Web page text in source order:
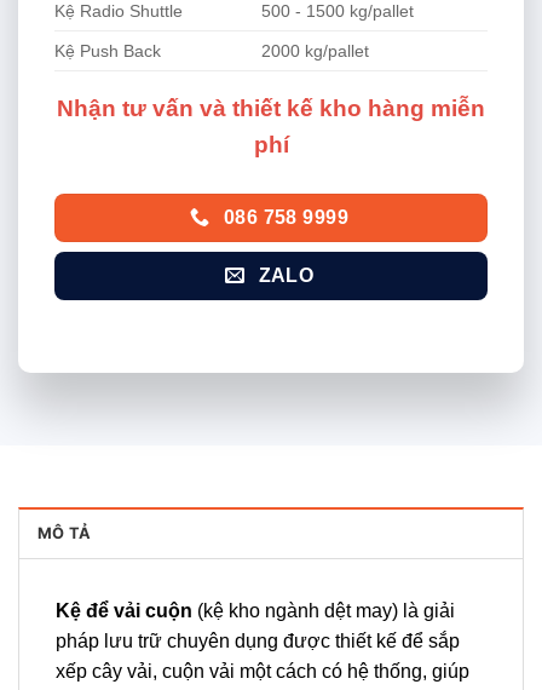
Kệ Radio Shuttle 500 - 1500 kg/pallet
Kệ Push Back 2000 kg/pallet
Nhận tư vấn và thiết kế kho hàng miễn
phí
086 758 9999
ZALO
MÔ TẢ
Kệ để vải cuộn (kệ kho ngành dệt may) là giải
pháp lưu trữ chuyên dụng được thiết kế để sắp
xếp cây vải, cuộn vải một cách có hệ thống, giúp